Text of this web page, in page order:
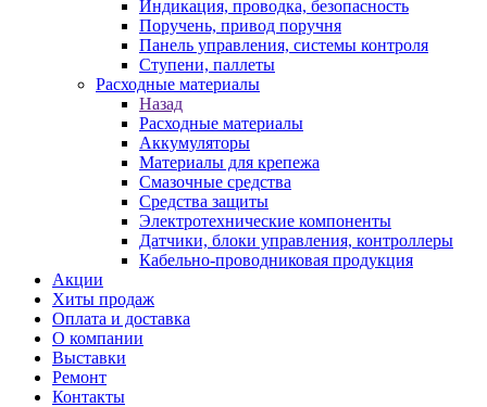
Индикация, проводка, безопасность
Поручень, привод поручня
Панель управления, системы контроля
Ступени, паллеты
Расходные материалы
Назад
Расходные материалы
Аккумуляторы
Материалы для крепежа
Смазочные средства
Средства защиты
Электротехнические компоненты
Датчики, блоки управления, контроллеры
Кабельно-проводниковая продукция
Акции
Хиты продаж
Оплата и доставка
О компании
Выставки
Ремонт
Контакты